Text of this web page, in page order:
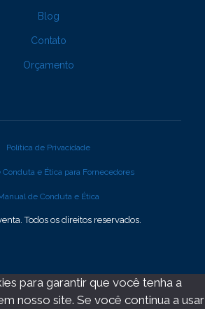
Blog
Contato
Orçamento
Todos os direitos reservados.
Política de Privacidade
Conduta e Ética para Fornecedores
de Conduta e Ética
para garantir que você tenha a
nosso site. Se você continua a usar